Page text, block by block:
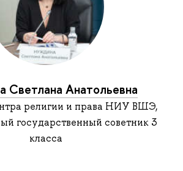
Светлана Анатольевна
религии и права НИУ ВШЭ,
государственный советник 3
класса